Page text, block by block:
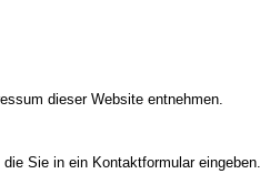
dieser Website entnehmen.
Sie in ein Kontaktformular eingeben.